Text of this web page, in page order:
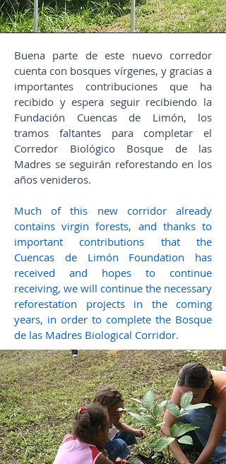
Buena parte de este nuevo corredor
cuenta con bosques vírgenes, y gracias a
importantes contribuciones que ha
recibido y espera seguir recibiendo la
Fundación Cuencas de Limón, los
tramos faltantes para completar el
Corredor Biológico Bosque de las
Madres se seguirán reforestando en los
años venideros.
Much of this new corridor already
contains virgin forests, and thanks to
important contributions that the
Cuencas de Limón Foundation has
received and hopes to continue
receiving, we will continue the necessary
reforestation projects in the coming
years, in order to complete the Bosque
de las Madres Biological Corridor.